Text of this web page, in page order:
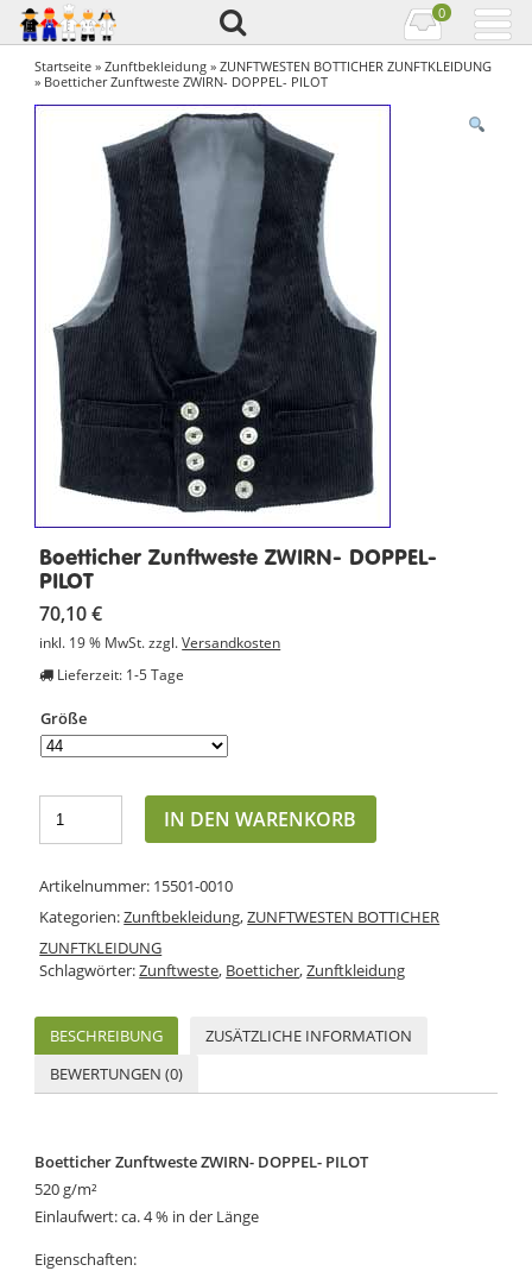
0
Startseite »Zunftbekleidung »ZUNFTWESTEN BOTTICHER ZUNFTKLEIDUNG
» Boetticher Zunftweste ZWIRN- DOPPEL- PILOT
Boetticher Zunftweste ZWIRN- DOPPEL-
PILOT
70,10€
inkl. 19 % MwSt. zzgl.Versandkosten
Lieferzeit: 1-5 Tage
Größe
IN DEN WARENKORB
Artikelnummer: 15501-0010
Kategorien:Zunftbekleidung,ZUNFTWESTEN BOTTICHER
ZUNFTKLEIDUNG
Schlagwörter:Zunftweste, Boetticher,Zunftkleidung
BESCHREIBUNG
ZUSÄTZLICHE INFORMATION
BEWERTUNGEN (0)
Boetticher Zunftweste ZWIRN- DOPPEL- PILOT
520 g/m²
Einlaufwert: ca. 4 % in der Länge
Eigenschaften: